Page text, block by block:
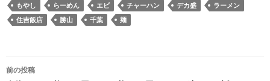
もやし らーめん エビ チャーハン デカ盛
ラーメン
住吉飯店
勝山 千葉 麺
投
前の投稿